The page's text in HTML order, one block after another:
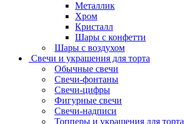
Металлик
Хром
Кристалл
Шары с конфетти
Шары с воздухом
Свечи и украшения для торта
Обычные свечи
Свечи-фонтаны
Свечи-цифры
Фигурные свечи
Свечи-надписи
Топперы и украшения для торта